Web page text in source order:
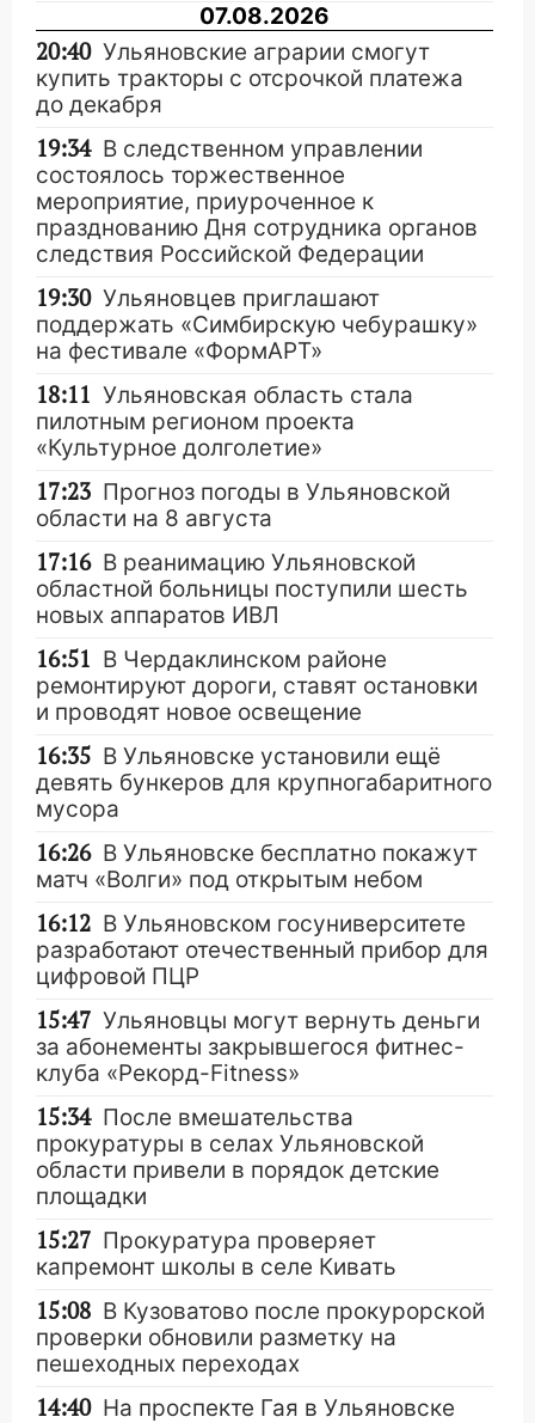
07.08.2026
20:40 Ульяновские аграрии смогут
купить тракторы с отсрочкой платежа
до декабря
19:34 В следственном управлении
состоялось торжественное
мероприятие, приуроченное к
празднованию Дня сотрудника органов
следствия Российской Федерации
19:30 Ульяновцев приглашают
поддержать «Симбирскую чебурашку»
на фестивале «ФормАРТ»
18:11 Ульяновская область стала
пилотным регионом проекта
«Культурное долголетие»
17:23 Прогноз погоды в Ульяновской
области на 8 августа
17:16 В реанимацию Ульяновской
областной больницы поступили шесть
новых аппаратов ИВЛ
16:51 В Чердаклинском районе
ремонтируют дороги, ставят остановки
и проводят новое освещение
16:35 В Ульяновске установили ещё
девять бункеров для крупногабаритного
мусора
16:26 В Ульяновске бесплатно покажут
матч «Волги» под открытым небом
16:12 В Ульяновском госуниверситете
разработают отечественный прибор для
цифровой ПЦР
15:47 Ульяновцы могут вернуть деньги
за абонементы закрывшегося фитнес-
клуба «Рекорд-Fitness»
15:34 После вмешательства
прокуратуры в селах Ульяновской
области привели в порядок детские
площадки
15:27 Прокуратура проверяет
капремонт школы в селе Кивать
15:08 В Кузоватово после прокурорской
проверки обновили разметку на
пешеходных переходах
14:40 На проспекте Гая в Ульяновске